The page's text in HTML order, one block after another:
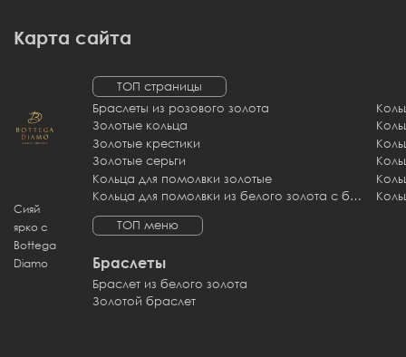
Карта сайта
Сияй
ярко с
Bottega
Diamo
ТОП страницы
Браслеты из розового золота
Золотые кольца
Золотые крестики
Золотые серьги
Кольца для помолвки золотые
Кольца для помолвки из белого золота с бриллиантами
ТОП меню
Браслеты
Браслет из белого золота
Золотой браслет